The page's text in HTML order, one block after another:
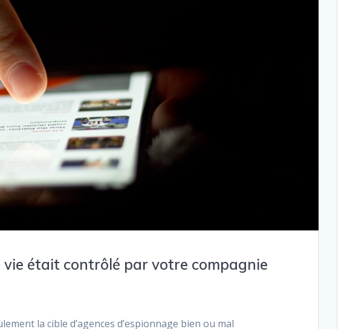
vie était contrôlé par votre compagnie
la cible d’agences d’espionnage bien ou mal